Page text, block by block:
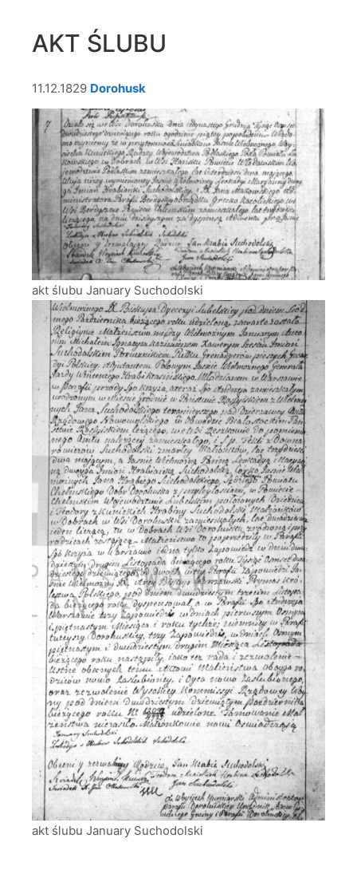
AKT ŚLUBU
11.12.1829 Dorohusk
akt ślubu January Suchodolski
akt ślubu January Suchodolski